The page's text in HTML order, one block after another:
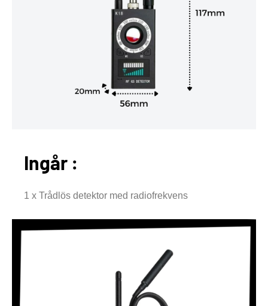
Ingår :
1 x Trådlös detektor med radiofrekvens